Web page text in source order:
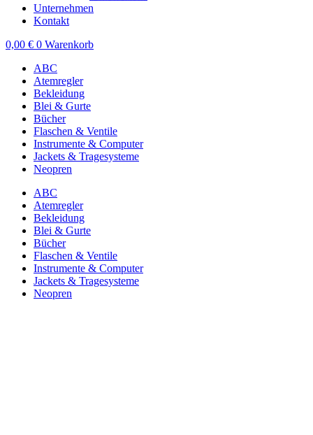
Unternehmen
Kontakt
0,00 € 0 Warenkorb
ABC
Atemregler
Bekleidung
Blei & Gurte
Bücher
Flaschen & Ventile
Instrumente & Computer
Jackets & Tragesysteme
Neopren
ABC
Atemregler
Bekleidung
Blei & Gurte
Bücher
Flaschen & Ventile
Instrumente & Computer
Jackets & Tragesysteme
Neopren